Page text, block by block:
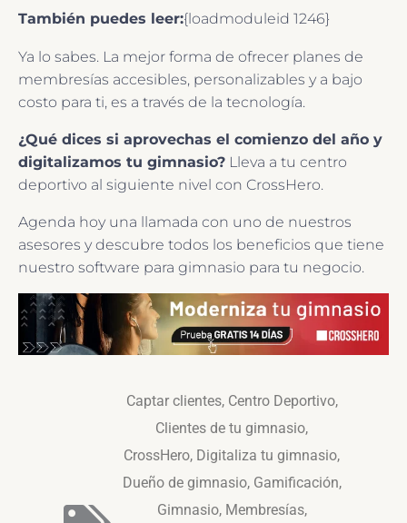
También puedes leer:{loadmoduleid 1246}
Ya lo sabes. La mejor forma de ofrecer planes de
membresías accesibles, personalizables y a bajo
costo para ti, es a través de la tecnología.
¿Qué dices si aprovechas el comienzo del año y
digitalizamos tu gimnasio? Lleva a tu centro
deportivo al siguiente nivel con CrossHero.
Agenda hoy una llamada con uno de nuestros
asesores y descubre todos los beneficios que tiene
nuestro software para gimnasio para tu negocio.
Captar clientes, Centro Deportivo,
Clientes de tu gimnasio,
CrossHero, Digitaliza tu gimnasio,
Dueño de gimnasio, Gamificación,
Gimnasio, Membresías,